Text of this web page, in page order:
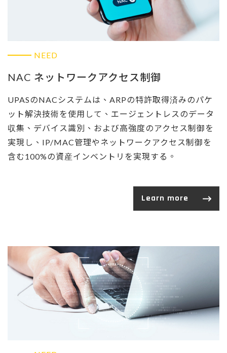
NEED
NAC ネットワークアクセス制御
UPASのNACシステムは、ARPの特許取得済みのパケ
ット解決技術を使用して、エージェントレスのデータ
収集、デバイス識別、および高強度のアクセス制御を
実現し、IP/MAC管理やネットワークアクセス制御を
含む100%の資産インベントリを実現する。
Learn more